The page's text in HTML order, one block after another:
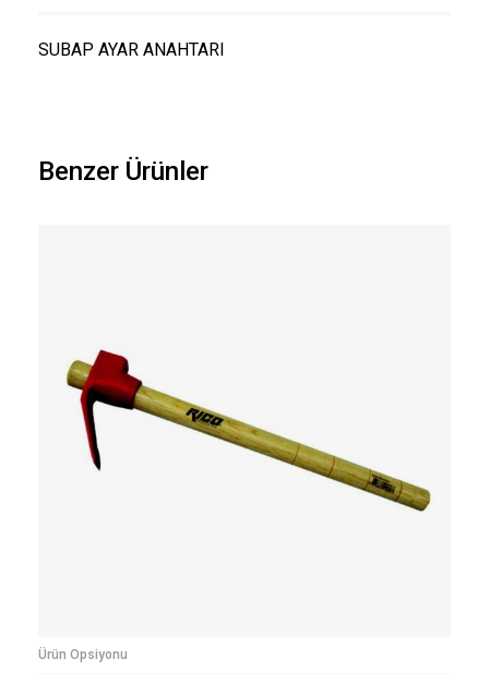
SUBAP AYAR ANAHTARI
Benzer Ürünler
Ürün Opsiyonu